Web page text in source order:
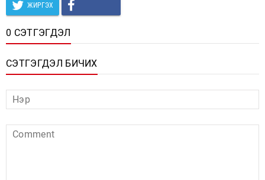
ЖИРГЭХ
0 СЭТГЭГДЭЛ
СЭТГЭГДЭЛ БИЧИХ